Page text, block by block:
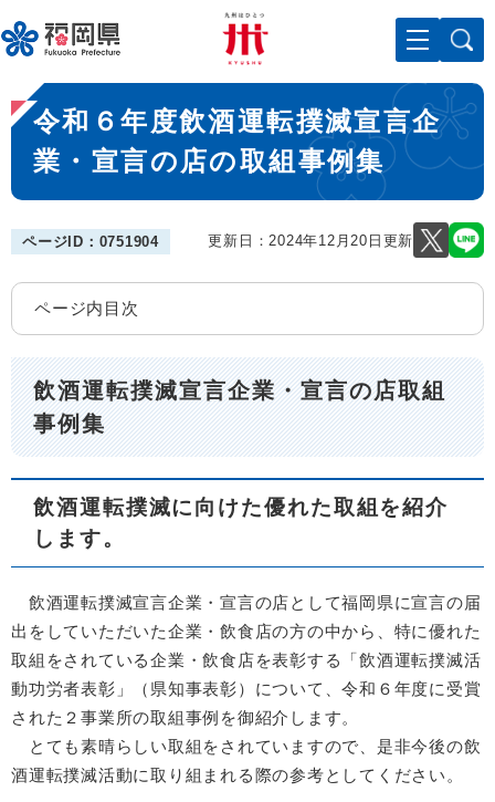
ー
ジ
先
頭
。
メニューを飛ばして本文へ
本
文
令和６年度飲酒運転撲滅宣言企
業・宣言の店の取組事例集
ページID：0751904 更新日：2024年12月20日更新
ページ内目次
飲酒運転撲滅宣言企業・宣言の店取組
事例集
飲酒運転撲滅に向けた優れた取組を紹介
します。
飲酒運転撲滅宣言企業・宣言の店として福岡県に宣言の届
出をしていただいた企業・飲食店の方の中から、特に優れた
取組をされている企業・飲食店を表彰する「飲酒運転撲滅活
動功労者表彰」（県知事表彰）について、令和６年度に受賞
された２事業所の取組事例を御紹介します。
とても素晴らしい取組をされていますので、是非今後の飲
酒運転撲滅活動に取り組まれる際の参考としてください。